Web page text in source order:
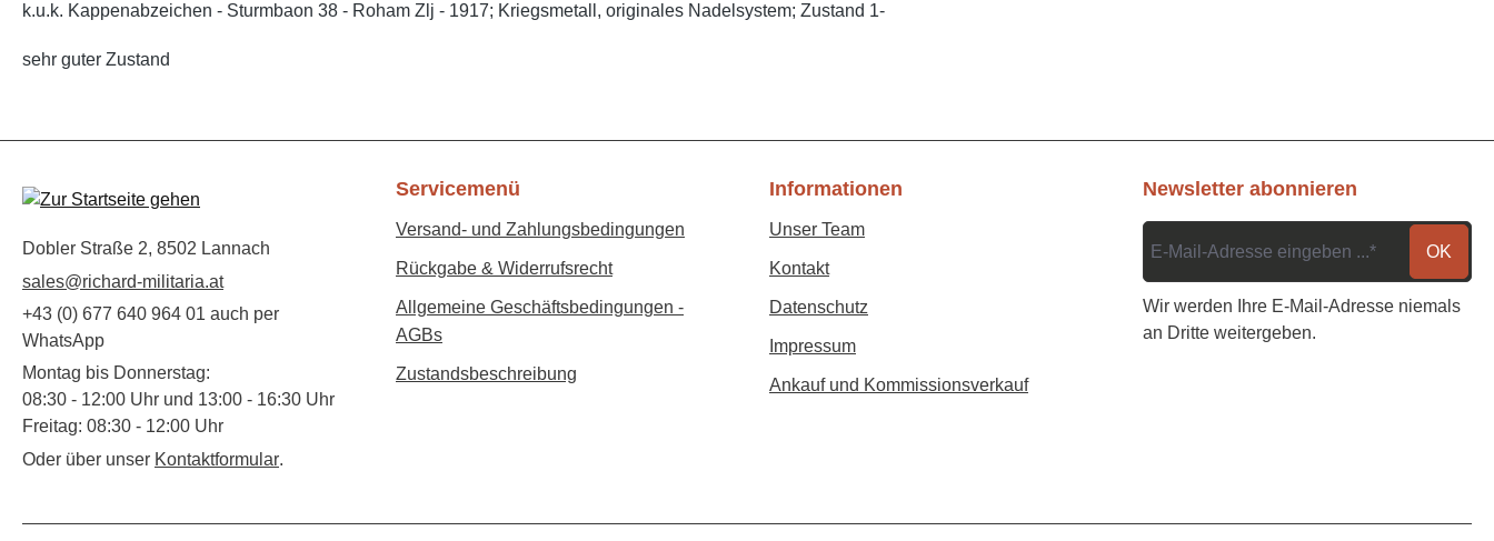
k.u.k. Kappenabzeichen - Sturmbaon 38 - Roham Zlj - 1917; Kriegsmetall, originales Nadelsystem; Zustand 1-
sehr guter Zustand
Dobler Straße 2, 8502 Lannach
sales@richard-militaria.at
+43 (0) 677 640 964 01 auch per
WhatsApp
Montag bis Donnerstag:
08:30 - 12:00 Uhr und 13:00 - 16:30 Uhr
Freitag: 08:30 - 12:00 Uhr
Oder über unser Kontaktformular.
Servicemenü
Versand- und Zahlungsbedingungen
Rückgabe & Widerrufsrecht
Allgemeine Geschäftsbedingungen -
AGBs
Zustandsbeschreibung
Informationen
Unser Team
Kontakt
Datenschutz
Impressum
Ankauf und Kommissionsverkauf
Newsletter abonnieren
OK
Wir werden Ihre E-Mail-Adresse niemals
an Dritte weitergeben.